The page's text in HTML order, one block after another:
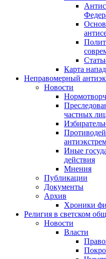
Карта
Неправомерный
Новости
частных
Иные
действия
Мнения
Публикации
Документы
Архив
Хроники
Религия в светском
Новости
Власти